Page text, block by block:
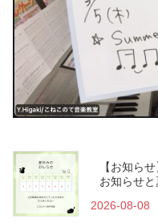
【お知ら
お知らせ
2026-08-08